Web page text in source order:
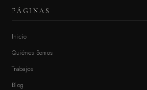
PÁGINAS
Inicio
Quiénes Somos
Trabajos
Blog